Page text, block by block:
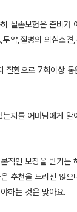
실손보험은 준비가
약,질병의 의심소견
질환으로 7회이상 통
지를 어머님에게 알
적인 보장을 받기는
추천을 드리진 않으
하는 것은 맞아요.